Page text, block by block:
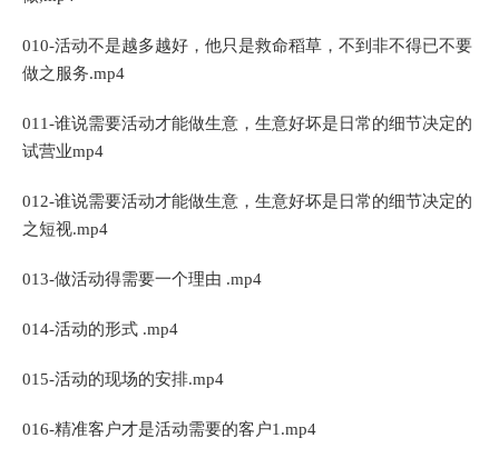
010-活动不是越多越好，他只是救命稻草，不到非不得已不要
做之服务.mp4
011-谁说需要活动才能做生意，生意好坏是日常的细节决定的
试营业mp4
012-谁说需要活动才能做生意，生意好坏是日常的细节决定的
之短视.mp4
013-做活动得需要一个理由 .mp4
014-活动的形式 .mp4
015-活动的现场的安排.mp4
016-精准客户才是活动需要的客户1.mp4